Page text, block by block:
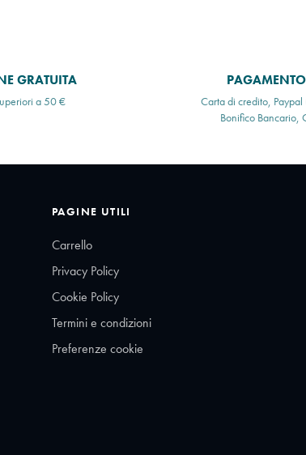
GRATUITA
a 50 €
Carta di credito,
Bonifico Bancario,
PAGINE UTILI
Carrello
Privacy Policy
Cookie Policy
Termini e condizioni
Preferenze cookie